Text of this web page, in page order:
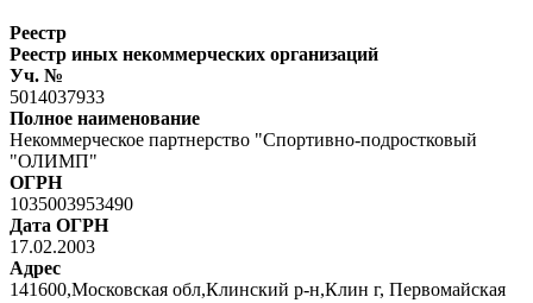
Реестр
Реестр иных некоммерческих организаций
Уч. №
5014037933
Полное наименование
Некоммерческое партнерство "Спортивно-подростковый
"ОЛИМП"
ОГРН
1035003953490
Дата ОГРН
17.02.2003
Адрес
141600,Московская обл,Клинский р-н,Клин г, Первомайская